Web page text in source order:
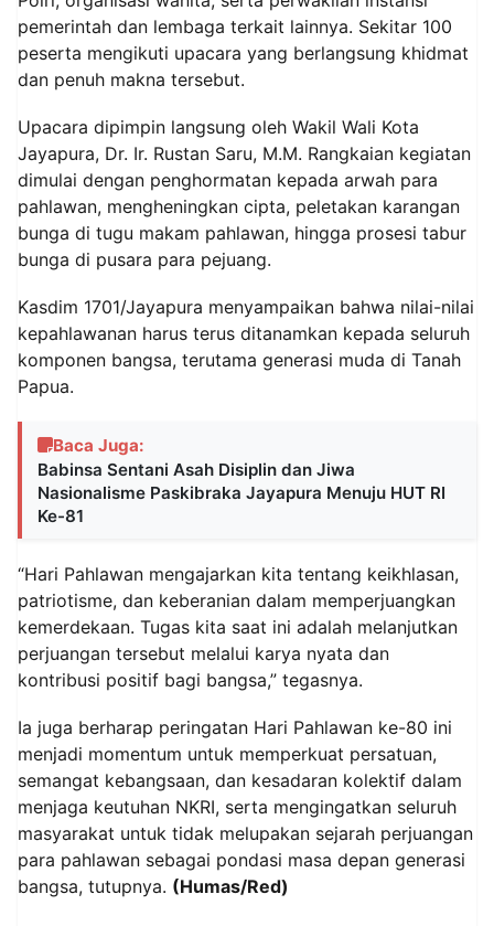
pemerintah dan lembaga terkait lainnya. Sekitar 100
peserta mengikuti upacara yang berlangsung khidmat
dan penuh makna tersebut.
Upacara dipimpin langsung oleh Wakil Wali Kota
Jayapura, Dr. Ir. Rustan Saru, M.M. Rangkaian kegiatan
dimulai dengan penghormatan kepada arwah para
pahlawan, mengheningkan cipta, peletakan karangan
bunga di tugu makam pahlawan, hingga prosesi tabur
bunga di pusara para pejuang.
Kasdim 1701/Jayapura menyampaikan bahwa nilai-nilai
kepahlawanan harus terus ditanamkan kepada seluruh
komponen bangsa, terutama generasi muda di Tanah
Papua.
Baca Juga:
Babinsa Sentani Asah Disiplin dan Jiwa
Nasionalisme Paskibraka Jayapura Menuju HUT RI
Ke-81
“Hari Pahlawan mengajarkan kita tentang keikhlasan,
patriotisme, dan keberanian dalam memperjuangkan
kemerdekaan. Tugas kita saat ini adalah melanjutkan
perjuangan tersebut melalui karya nyata dan
kontribusi positif bagi bangsa,” tegasnya.
Ia juga berharap peringatan Hari Pahlawan ke-80 ini
menjadi momentum untuk memperkuat persatuan,
semangat kebangsaan, dan kesadaran kolektif dalam
menjaga keutuhan NKRI, serta mengingatkan seluruh
masyarakat untuk tidak melupakan sejarah perjuangan
para pahlawan sebagai pondasi masa depan generasi
bangsa, tutupnya. (Humas/Red)